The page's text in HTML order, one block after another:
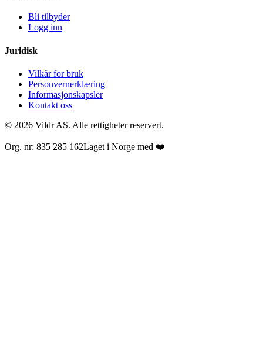
Bli tilbyder
Logg inn
Juridisk
Vilkår for bruk
Personvernerklæring
Informasjonskapsler
Kontakt oss
© 2026 Vildr AS. Alle rettigheter reservert.
Org. nr: 835 285 162Laget i Norge med ❤️